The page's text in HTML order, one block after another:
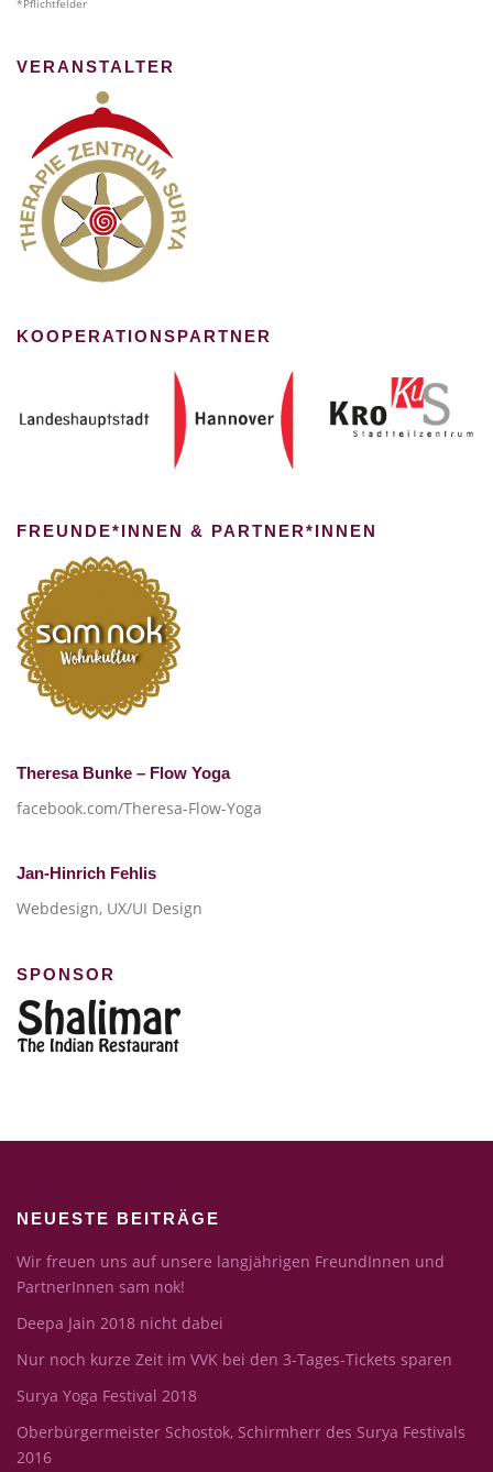
*Pflichtfelder
VERANSTALTER
KOOPERATIONSPARTNER
FREUNDE*INNEN & PARTNER*INNEN
Theresa Bunke – Flow Yoga
facebook.com/Theresa-Flow-Yoga
Jan-Hinrich Fehlis
Webdesign, UX/UI Design
SPONSOR
NEUESTE BEITRÄGE
Wir freuen uns auf unsere langjährigen FreundInnen und
PartnerInnen sam nok!
Deepa Jain 2018 nicht dabei
Nur noch kurze Zeit im VVK bei den 3-Tages-Tickets sparen
Surya Yoga Festival 2018
Oberbürgermeister Schostok, Schirmherr des Surya Festivals
2016